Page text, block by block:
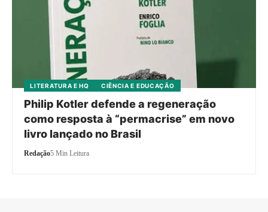
LITERATURA E HQ CIÊNCIA E EDUCAÇÃO
Philip Kotler defende a regeneração
como resposta à “permacrise” em novo
livro lançado no Brasil
Redação5 Min Leitura